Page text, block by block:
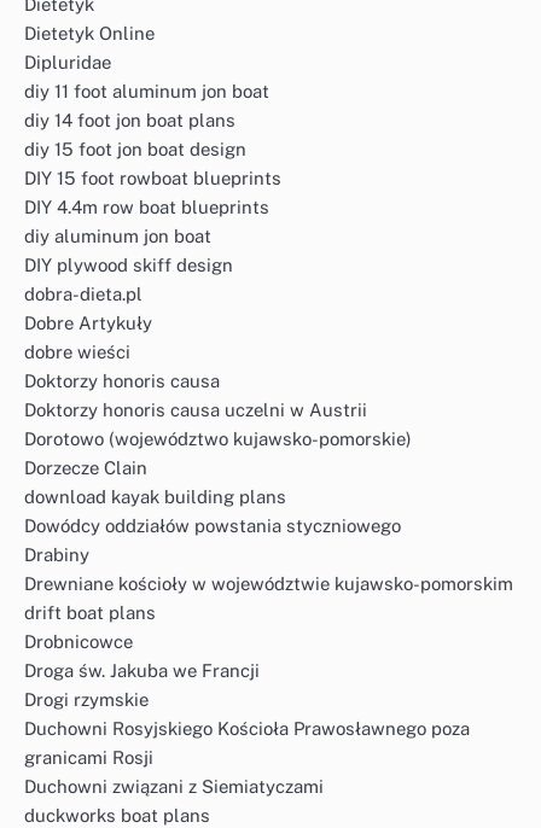
Dietetyk
Dietetyk Online
Dipluridae
diy 11 foot aluminum jon boat
diy 14 foot jon boat plans
diy 15 foot jon boat design
DIY 15 foot rowboat blueprints
DIY 4.4m row boat blueprints
diy aluminum jon boat
DIY plywood skiff design
dobra-dieta.pl
Dobre Artykuły
dobre wieści
Doktorzy honoris causa
Doktorzy honoris causa uczelni w Austrii
Dorotowo (województwo kujawsko-pomorskie)
Dorzecze Clain
download kayak building plans
Dowódcy oddziałów powstania styczniowego
Drabiny
Drewniane kościoły w województwie kujawsko-pomorskim
drift boat plans
Drobnicowce
Droga św. Jakuba we Francji
Drogi rzymskie
Duchowni Rosyjskiego Kościoła Prawosławnego poza
granicami Rosji
Duchowni związani z Siemiatyczami
duckworks boat plans